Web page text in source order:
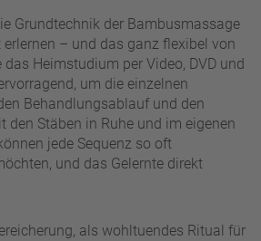
Grundtechnik der Bambusmassage
– und das ganz flexibel von
das Heimstudium per Video, DVD und
um die einzelnen
Behandlungsablauf und den
den Stäben in Ruhe und im eigenen
jede Sequenz so oft
und das Gelernte direkt
als wohltuendes Ritual für